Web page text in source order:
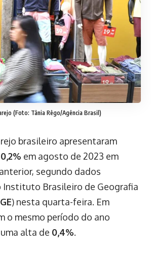
(Foto: Tânia Rêgo/Agência Brasil)
brasileiro apresentaram
0,2% em agosto de 2023 em
segundo dados
Instituto Brasileiro de Geografia
) nesta quarta-feira. Em
o mesmo período do ano
alta de 0,4%.